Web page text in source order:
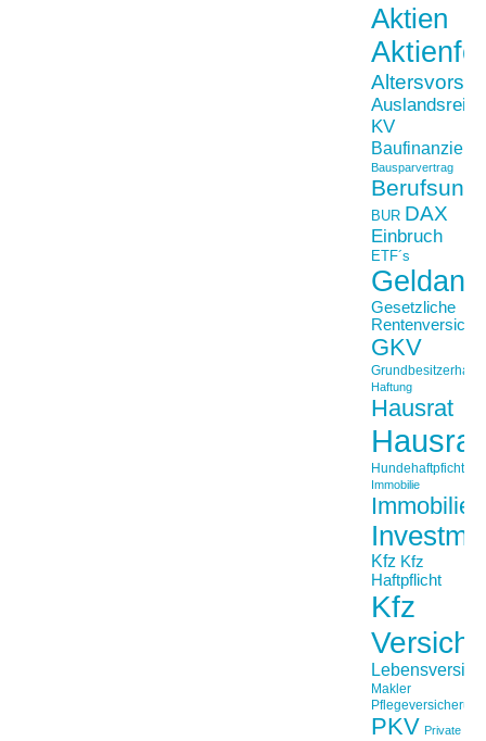
Aktien
Auslandsreise
KV
Bausparvertrag
BUR DAX
Einbruch
ETF´s
Gesetzliche
GKV
Haftung
Hausrat
Hundehaftpficht
Immobilie
Kfz Kfz
Haftpflicht
Kfz
Makler
Pflegeversicherung
PKV Private